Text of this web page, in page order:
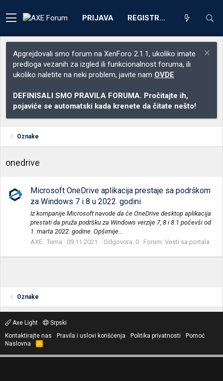
PRIJAVA REGISTRACIJA
Apgrejdovali smo forum na XenForo 2.1.1, ukoliko imate
predloga vezanih za izgled ili funkcionalnost foruma, ili
ukoliko naletite na neki problem, javite nam OVDE
DEFINISALI SMO PRAVILA FORUMA. Pročitajte ih,
pojaviće se automatski kada krenete da čitate nešto!
Oznake
onedrive
Microsoft OneDrive aplikacija prestaje sa podrškom
za Windows 7 i 8 u 2022. godini
Iz kompanije Microsoft navode da će OneDrive desktop aplikacija
prestati da pruža podršku za Windows verzije 7, 8 i 8.1 počevši od
1. marta 2022. godine. Opširnije...
AXE Tema 09.11.2021. Odgovora: 0 Forum: Vesti sa portala
Oznake
Axe Light
Srpski
Kontaktirajte nas
Pravila i uslovi korišćenja Politika privatnosti
Pomoć
Naslovna
R
S